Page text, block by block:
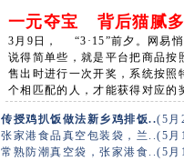
一元夺宝 背后猫腻多
3月9日， “3·15”前夕。网易
说得简单些，就是平台把商品按
售出时进行一次开奖，系统按照
个相匹配的人，才能获得对应的
传授鸡扒饭做法新乡鸡排饭..(5月
张家港食品真空包装袋，兰..(5月
常熟防潮真空袋，张家港食..(5月